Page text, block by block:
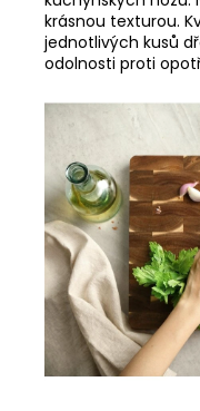
krásnou texturou.
jednotlivých kusů
odolnosti proti